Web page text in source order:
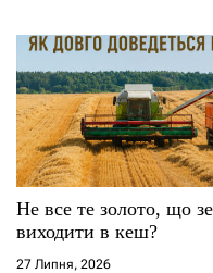
Не все те золото, що
виходити в кеш?
27 Липня, 2026